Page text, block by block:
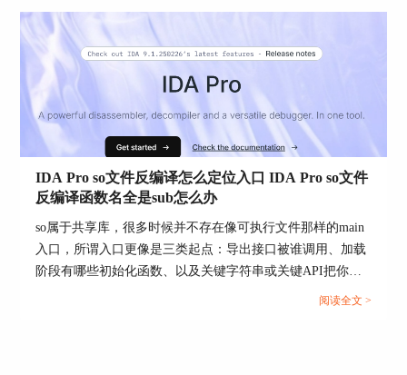
三、验证确认的关键检查清单
把高频踩坑点清单化，能显著降低重复返工，尤其
适合团队协作与审计交付。
1、前提一致性检查
确认架构、位数、字节序、基址、段权限、入口
点、编译器特征与调用约定已对齐，不对齐时任何
结论都先降级为假设。
2、结构自洽性检查
关键函数是否存在合理数量的调用点，是否存在稳
定的基本块结构，字符串与常量引用是否集中在可
解释路径，异常时优先回退到装载与重定位。
多。...
IDA Pro so文件反编译怎么定位入口 IDA Pro so文件
反编译函数名全是sub怎么办
so属于共享库，很多时候并不存在像可执行文件那样的main
入口，所谓入口更像是三类起点：导出接口被谁调用、加载
阶段有哪些初始化函数、以及关键字符串或关键API把你引
到哪条调用链。另一边函数名全是sub，通常意味着符号被剥
阅读全文 >